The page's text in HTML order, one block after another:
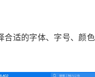
适的字体、字号、颜